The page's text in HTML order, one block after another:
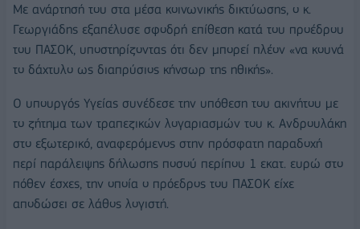
Με ανάρτησή του στα μέσα κοινωνικής δικτύωσης, ο κ.
Γεωργιάδης εξαπέλυσε σφοδρή επίθεση κατά του προέδρου
του ΠΑΣΟΚ, υποστηρίζοντας ότι δεν μπορεί πλέον «να κουνά
το δάχτυλο ως διαπρύσιος κήνσωρ της ηθικής».
Ο υπουργός Υγείας συνέδεσε την υπόθεση του ακινήτου με
το ζήτημα των τραπεζικών λογαριασμών του κ. Ανδρουλάκη
στο εξωτερικό, αναφερόμενος στην πρόσφατη παραδοχή
περί παράλειψης δήλωσης ποσού περίπου 1 εκατ. ευρώ στο
πόθεν έσχες, την οποία ο πρόεδρος του ΠΑΣΟΚ είχε
αποδώσει σε λάθος λογιστή.